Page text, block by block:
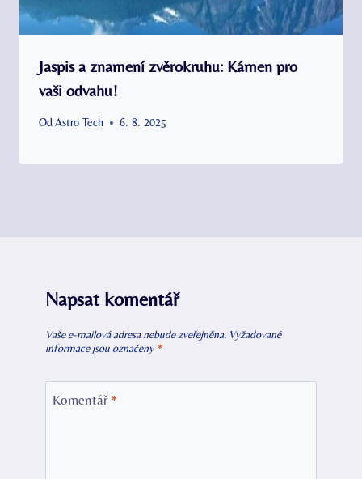
Jaspis a znamení zvěrokruhu: Kámen pro
vaši odvahu!
Od Astro Tech 6. 8. 2025
Napsat komentář
Vaše e-mailová adresa nebude zveřejněna. Vyžadované
informace jsou označeny *
Komentář *